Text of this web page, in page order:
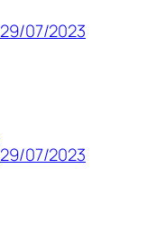
29/07/2023
29/07/2023